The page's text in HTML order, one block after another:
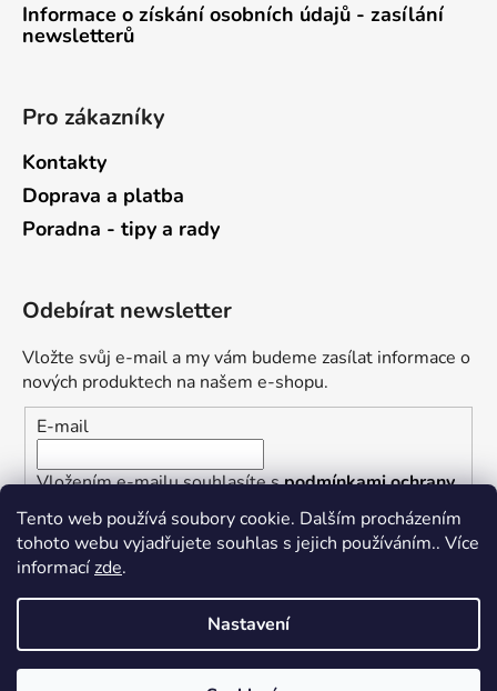
Tento web používá soubory cookie. Dalším procházením
tohoto webu vyjadřujete souhlas s jejich používáním.. Více
informacízde.
Nastavení
Informace o získání osobních údajů - zasílání
newsletterů
Pro zákazníky
Kontakty
Doprava a platba
Poradna - tipy a rady
Odebírat newsletter
Vložte svůj e-mail a my vám budeme zasílat informace o
nových produktech na našem e-shopu.
E-mail
Vložením e-mailu souhlasíte spodmínkami ochrany
osobních údajů
PŘIHLÁSIT SE
Vytvořil Shoptet